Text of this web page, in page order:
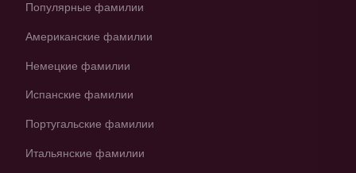
Популярные фамилии
Американские фамилии
Немецкие фамилии
Испанские фамилии
Португальские фамилии
Итальянские фамилии